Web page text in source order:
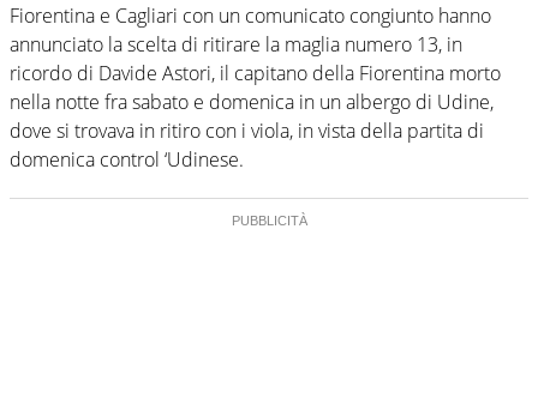
Fiorentina e Cagliari con un comunicato congiunto hanno
annunciato la scelta di ritirare la maglia numero 13, in
ricordo di Davide Astori, il capitano della Fiorentina morto
nella notte fra sabato e domenica in un albergo di Udine,
dove si trovava in ritiro con i viola, in vista della partita di
domenica control ‘Udinese.